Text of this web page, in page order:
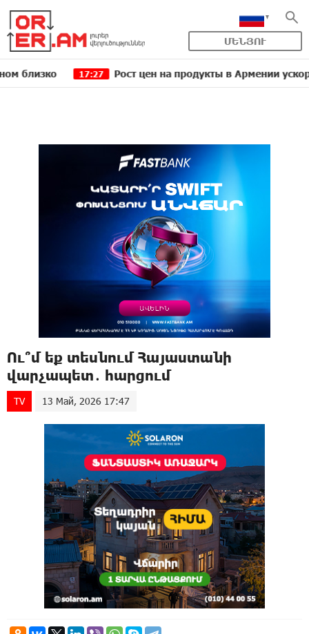
ՄԵՆՅՈՒ
17:27 Рост цен на продукты в Армении ускорился до
Ու՞մ եք տեսնում Հայաստանի
վարչապետ․ հարցում
TV 13 Май, 2026 17:47